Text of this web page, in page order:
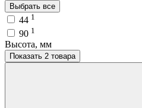
Выбрать все
44 1
90 1
Высота, мм
Показать 2 товара